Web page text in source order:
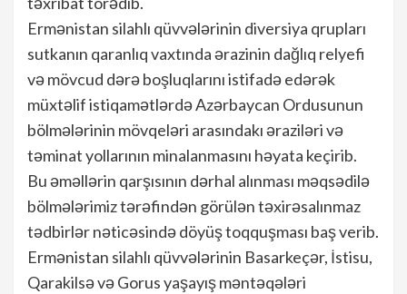
Ermənistan silahlı qüvvələrinin diversiya qrupları
sutkanın qaranlıq vaxtında ərazinin dağlıq relyefi
və mövcud dərə boşluqlarını istifadə edərək
müxtəlif istiqamətlərdə Azərbaycan Ordusunun
bölmələrinin mövqeləri arasındakı əraziləri və
təminat yollarının minalanmasını həyata keçirib.
Bu əməllərin qarşısının dərhal alınması məqsədilə
bölmələrimiz tərəfindən görülən təxirəsalınmaz
tədbirlər nəticəsində döyüş toqquşması baş verib.
Ermənistan silahlı qüvvələrinin Basarkeçər, İstisu,
Qarakilsə və Gorus yaşayış məntəqələri